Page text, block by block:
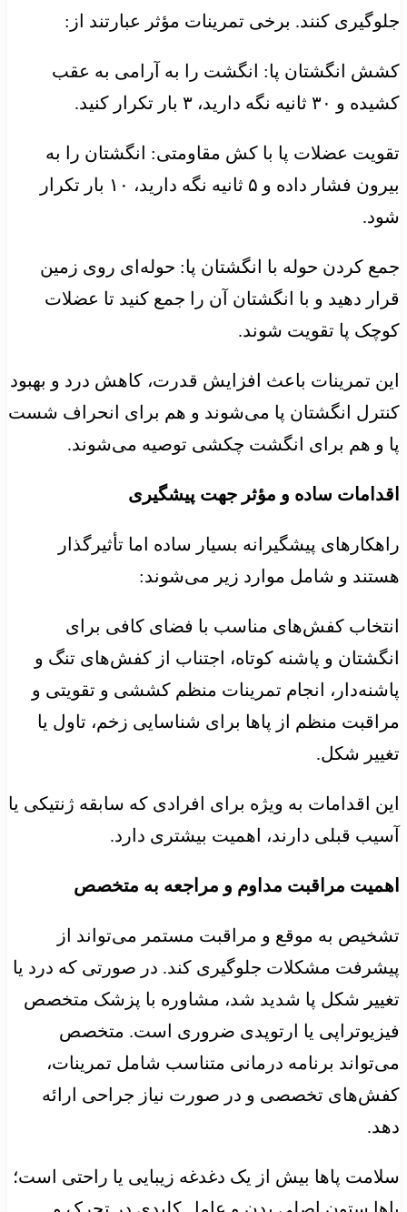
جلوگیری کنند. برخی تمرینات مؤثر عبارتند از:
کشش انگشتان پا: انگشت را به آرامی به عقب
کشیده و ۳۰ ثانیه نگه دارید، ۳ بار تکرار کنید.
تقویت عضلات پا با کش مقاومتی: انگشتان را به
بیرون فشار داده و ۵ ثانیه نگه دارید، ۱۰ بار تکرار
شود.
جمع کردن حوله با انگشتان پا: حوله‌ای روی زمین
قرار دهید و با انگشتان آن را جمع کنید تا عضلات
کوچک پا تقویت شوند.
این تمرینات باعث افزایش قدرت، کاهش درد و بهبود
کنترل انگشتان پا می‌شوند و هم برای انحراف شست
پا و هم برای انگشت چکشی توصیه می‌شوند.
اقدامات ساده و مؤثر جهت پیشگیری
راهکارهای پیشگیرانه بسیار ساده اما تأثیرگذار
هستند و شامل موارد زیر می‌شوند:
انتخاب کفش‌های مناسب با فضای کافی برای
انگشتان و پاشنه کوتاه، اجتناب از کفش‌های تنگ و
پاشنه‌دار، انجام تمرینات منظم کششی و تقویتی و
مراقبت منظم از پاها برای شناسایی زخم، تاول یا
تغییر شکل.
این اقدامات به ویژه برای افرادی که سابقه ژنتیکی یا
آسیب قبلی دارند، اهمیت بیشتری دارد.
اهمیت مراقبت مداوم و مراجعه به متخصص
تشخیص به موقع و مراقبت مستمر می‌تواند از
پیشرفت مشکلات جلوگیری کند. در صورتی که درد یا
تغییر شکل پا شدید شد، مشاوره با پزشک متخصص
فیزیوتراپی یا ارتوپدی ضروری است. متخصص
می‌تواند برنامه درمانی متناسب شامل تمرینات،
کفش‌های تخصصی و در صورت نیاز جراحی ارائه
دهد.
سلامت پاها بیش از یک دغدغه زیبایی یا راحتی است؛
پاها ستون اصلی بدن و عامل کلیدی در تحرک و